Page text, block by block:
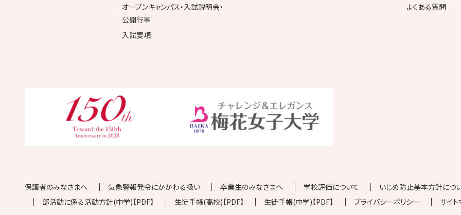
オープンキャンパス・入試説明会・
公開行事
入試要項
よくある質問
保護者のみなさまへ 気象警報発令にかかわる扱い 卒業生のみなさまへ 学校評価について
いじめ防止基本方針につい
部活動に係る活動方針(中学)【PDF】
生徒手帳(高校)【PDF】 生徒手帳(中学)【PDF】 プライバシーポリシー サイ